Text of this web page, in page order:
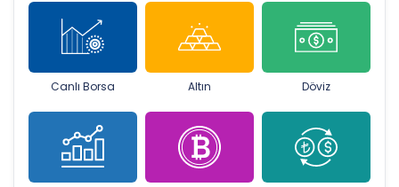
Canlı Borsa Altın Döviz